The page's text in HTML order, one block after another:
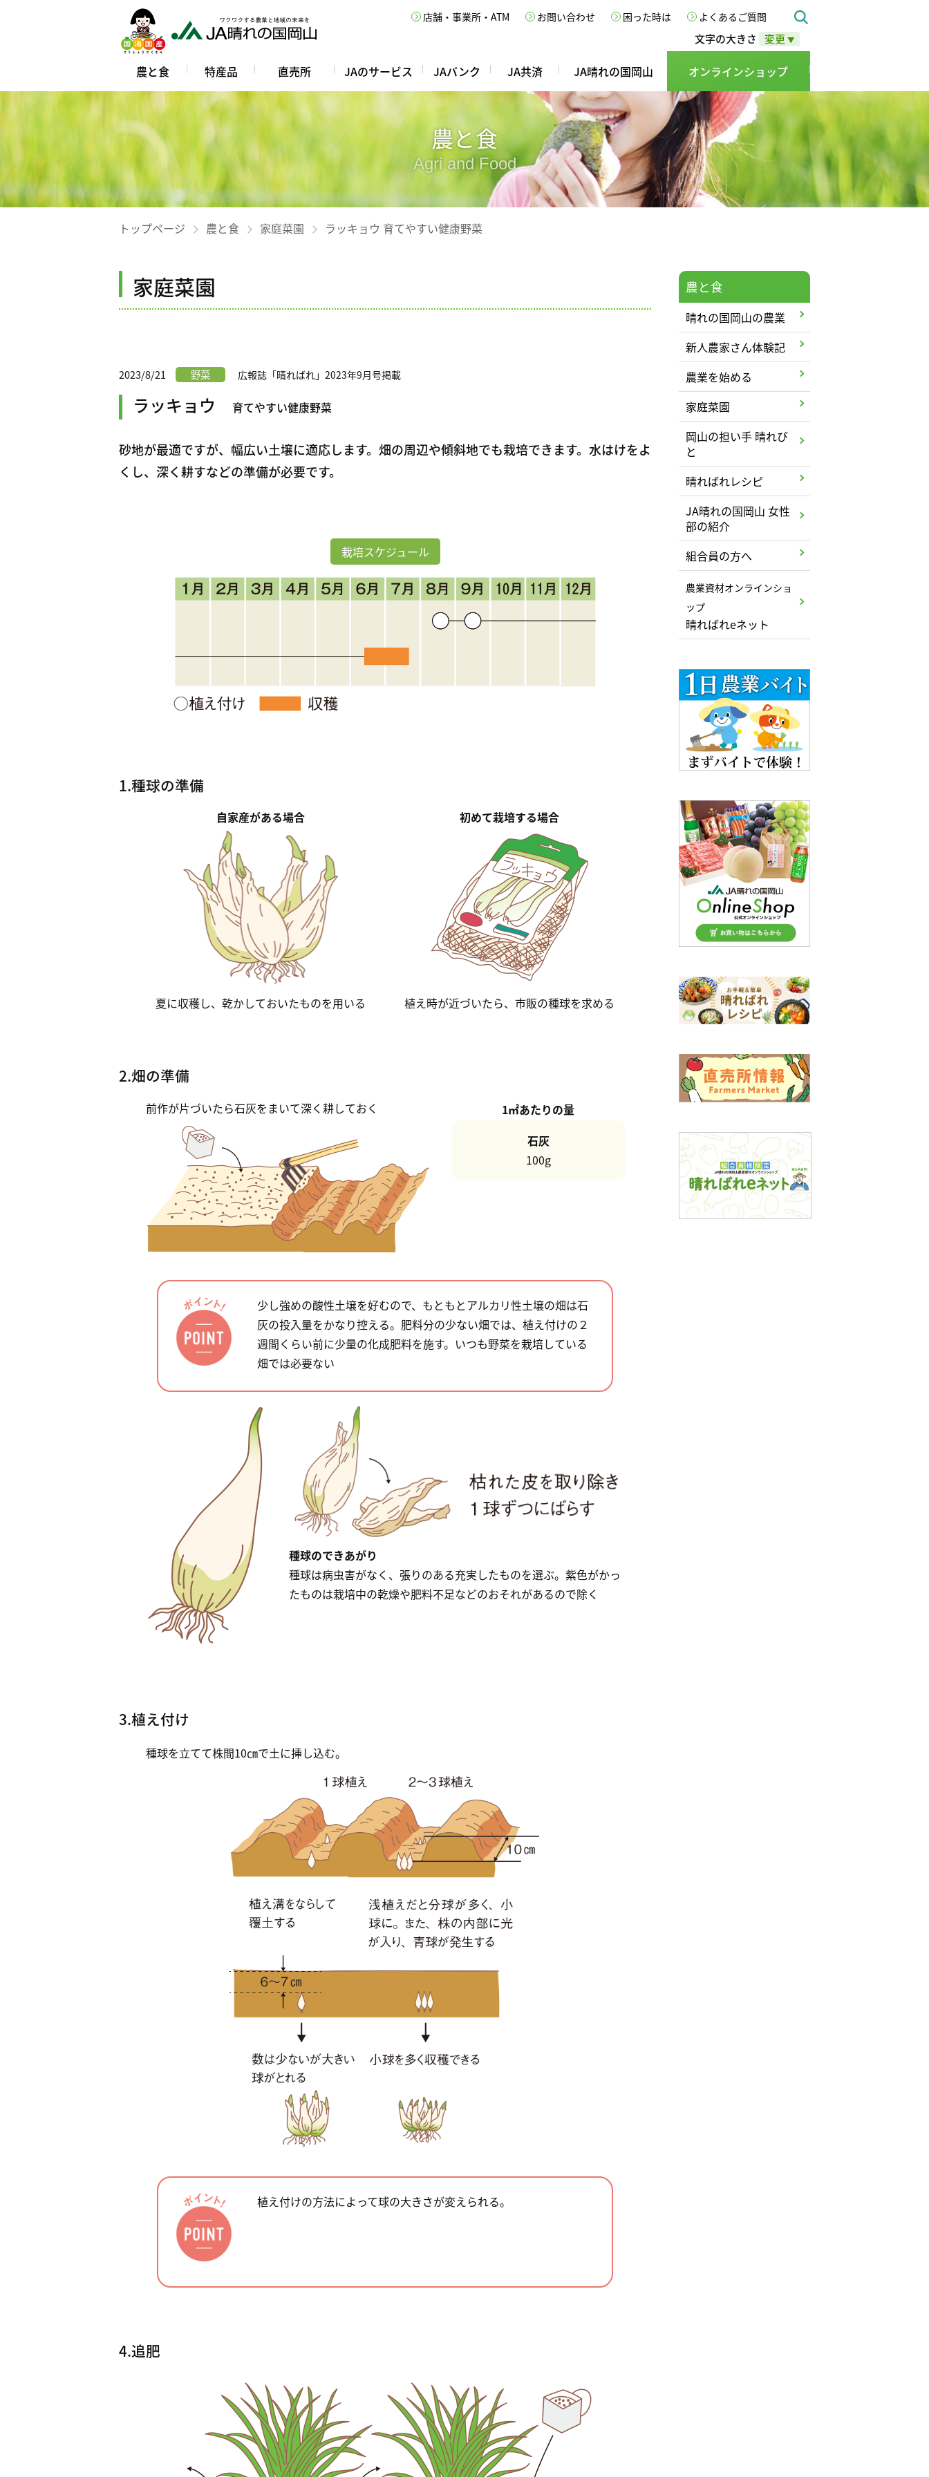
文字の大きさ 変更 ▼
農と食 特産品 直売所 JAのサービス JAバンク JA共済 JA晴れの国岡山 オンラインショップ
店舗・事業所・ATM お問い合わせ 困った時は よくあるご質問
農と食
Agri and Food
トップページ 農と食 家庭菜園 ラッキョウ 育てやすい健康野菜
家庭菜園
2023/8/21 野菜 広報誌「晴ればれ」2023年9月号掲載
ラッキョウ 育てやすい健康野菜
砂地が最適ですが、幅広い土壌に適応します。畑の周辺や傾斜地でも栽培できます。水はけをよ
くし、深く耕すなどの準備が必要です。
栽培スケジュール
1.種球の準備
自家産がある場合
夏に収穫し、乾かしておいたものを用いる
初めて栽培する場合
植え時が近づいたら、市販の種球を求める
2.畑の準備
前作が片づいたら石灰をまいて深く耕しておく
1㎡あたりの量
石灰
100g
少し強めの酸性土壌を好むので、もともとアルカリ性土壌の畑は石
灰の投入量をかなり控える。肥料分の少ない畑では、植え付けの２
週間くらい前に少量の化成肥料を施す。いつも野菜を栽培している
畑では必要ない
種球のできあがり
種球は病虫害がなく、張りのある充実したものを選ぶ。紫色がかっ
たものは栽培中の乾燥や肥料不足などのおそれがあるので除く
3.植え付け
種球を立てて株間10㎝で土に挿し込む。
植え付けの方法によって球の大きさが変えられる。
4.追肥
農と食
晴れの国岡山の農業
新人農家さん体験記
農業を始める
家庭菜園
岡山の担い手 晴れび
と
晴ればれレシピ
JA晴れの国岡山 女性
部の紹介
組合員の方へ
農業資材オンラインショ
ップ
晴ればれeネット